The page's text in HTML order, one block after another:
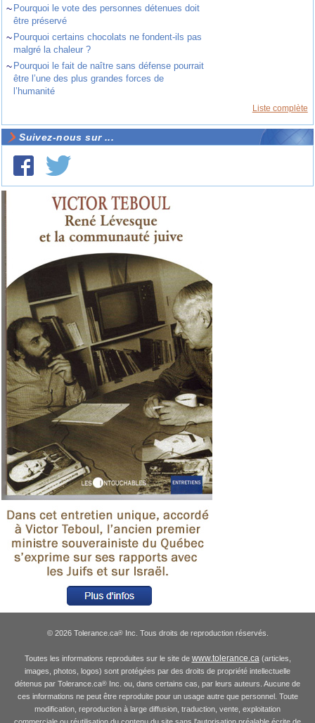
~ Pourquoi le vote des personnes détenues doit
être préservé
~ Pourquoi certains chocolats ne fondent-ils pas
malgré la chaleur ?
~ Pourquoi le fait de naître sans défense pourrait
être l’une des plus grandes forces de
l’humanité
Liste complète
Suivez-nous sur ...
© 2026 Tolerance.ca®Inc. Tous droits de reproduction réservés.
Toutes les informations reproduites sur le site de www.tolerance.ca(articles,
images, photos, logos) sont protégées par des droits de propriété intellectuelle
détenus par Tolerance.ca® Inc. ou, dans certains cas, par leurs auteurs. Aucune de
ces informations ne peut être reproduite pour un usage autre que personnel. Toute
modification, reproduction à large diffusion, traduction, vente, exploitation